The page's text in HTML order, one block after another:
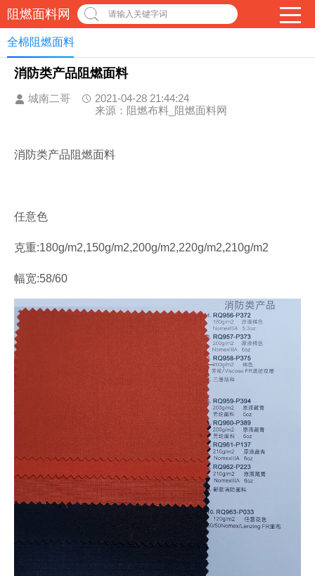
阻燃面料网 请输入关键字词
全棉阻燃面料
消防类产品阻燃面料
城南二哥
2021-04-28 21:44:24
来源：阻燃布料_阻燃面料网
消防类产品阻燃面料
任意色
克重:180g/m2,150g/m2,200g/m2,220g/m2,210g/m2
幅宽:58/60